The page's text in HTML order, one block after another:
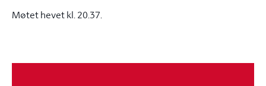
Møtet hevet kl. 20.37.